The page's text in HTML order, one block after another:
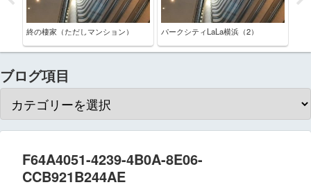
終の棲家（ただしマンション） パークシティLaLa横浜（2）
ブログ項目
F64A4051-4239-4B0A-8E06-
CCB921B244AE